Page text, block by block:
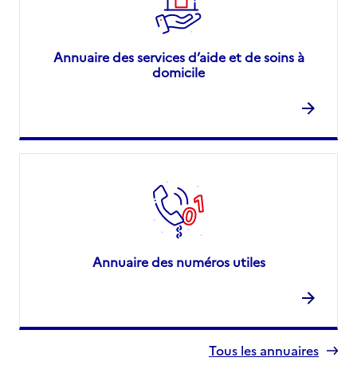
Annuaire des services d’aide et de soins à
domicile
Annuaire des numéros utiles
Tous les annuaires